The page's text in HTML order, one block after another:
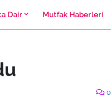
Dair Mutfak Haberleri
0